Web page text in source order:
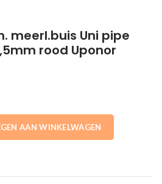
meerl.buis Uni pipe
rood Uponor
Uni pipe PLUS iso S4 25x2,5mm rood
AAN WINKELWAGEN